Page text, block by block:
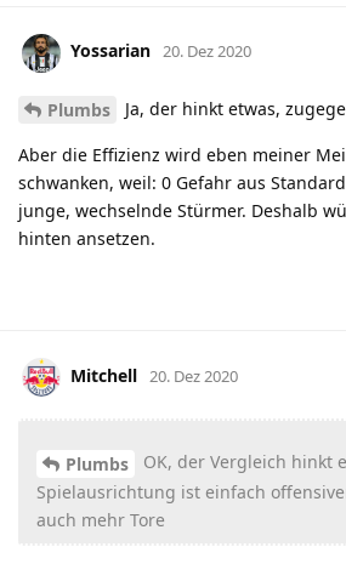
Yossarian 20. Dez 2020
Plumbs Ja, der hinkt etwas,
Aber die Effizienz wird eben meiner
schwanken, weil: 0 Gefahr aus
junge, wechselnde Stürmer. Deshalb
hinten ansetzen.
Mitchell 20. Dez 2020
Plumbs
OK, der Vergleich hinkt
Spielausrichtung ist einfach
auch mehr Tore